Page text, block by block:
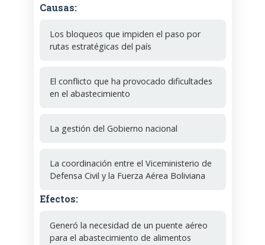
Causas:
Los bloqueos que impiden el paso por
rutas estratégicas del país
El conflicto que ha provocado dificultades
en el abastecimiento
La gestión del Gobierno nacional
La coordinación entre el Viceministerio de
Defensa Civil y la Fuerza Aérea Boliviana
Efectos:
Generó la necesidad de un puente aéreo
para el abastecimiento de alimentos